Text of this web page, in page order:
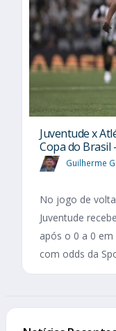
Juventude x
Copa do Brasil
Guilherme
No jogo de
Juventude
após o 0 a 0
com odds da